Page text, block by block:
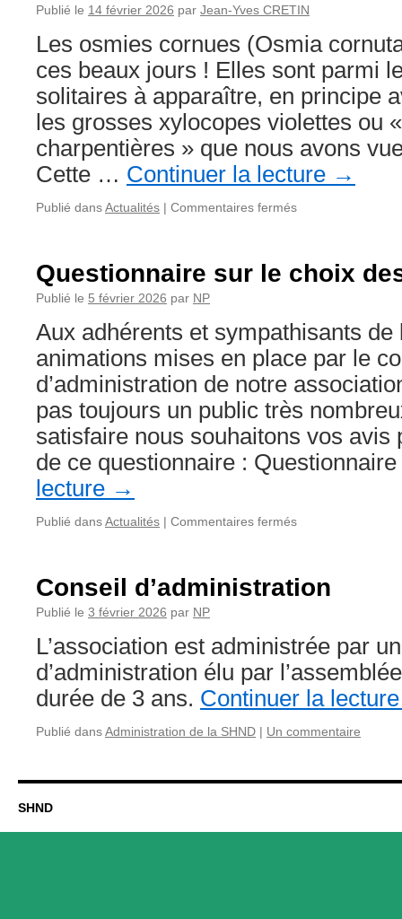
Publié le 14 février 2026 par Jean-Yves CRETIN
Les osmies cornues (Osmia
ces beaux jours ! Elles sont parmi
solitaires à apparaître, en principe
les grosses xylocopes violettes ou
charpentières » que nous avons
Cette … Continuer la lecture →
Publié dansActualités | Commentaires ferméssur
et
abeilles
les
osmies
cornues…
Questionnaire sur le choix
Publié le 5 février 2026 par NP
Aux adhérents et sympathisants de
animations mises en place par le
d’administration de notre
pas toujours un public très
satisfaire nous souhaitons vos avis
de ce questionnaire :
lecture →
Publié dansActualités | Commentaires ferméssur
choix
Conseil d’administration
Publié le 3 février 2026 par NP
L’association est administrée par
d’administration élu par
durée de 3 ans. Continuer la
Publié dansAdministration de la SHND | Un commentaire
SHND